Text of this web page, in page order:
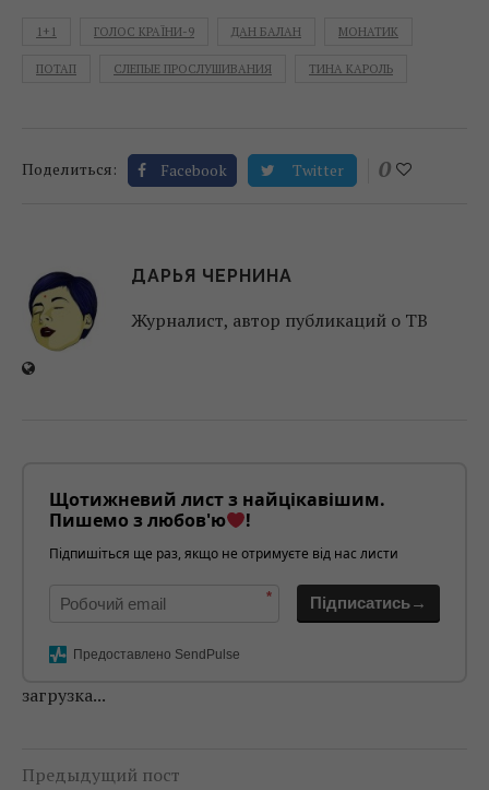
1+1 ГОЛОС КРАЇНИ-9 ДАН БАЛАН МОНАТИК
ПОТАП СЛЕПЫЕ ПРОСЛУШИВАНИЯ ТИНА КАРОЛЬ
Поделиться: Facebook Twitter 0
ДАРЬЯ ЧЕРНИНА
Журналист, автор публикаций о ТВ
Щотижневий лист з найцікавішим.
Пишемо з любов'ю
!
Підпишіться ще раз, якщо не отримуєте від нас листи
* Підписатись→
Предоставлено SendPulse
загрузка...
Предыдущий пост